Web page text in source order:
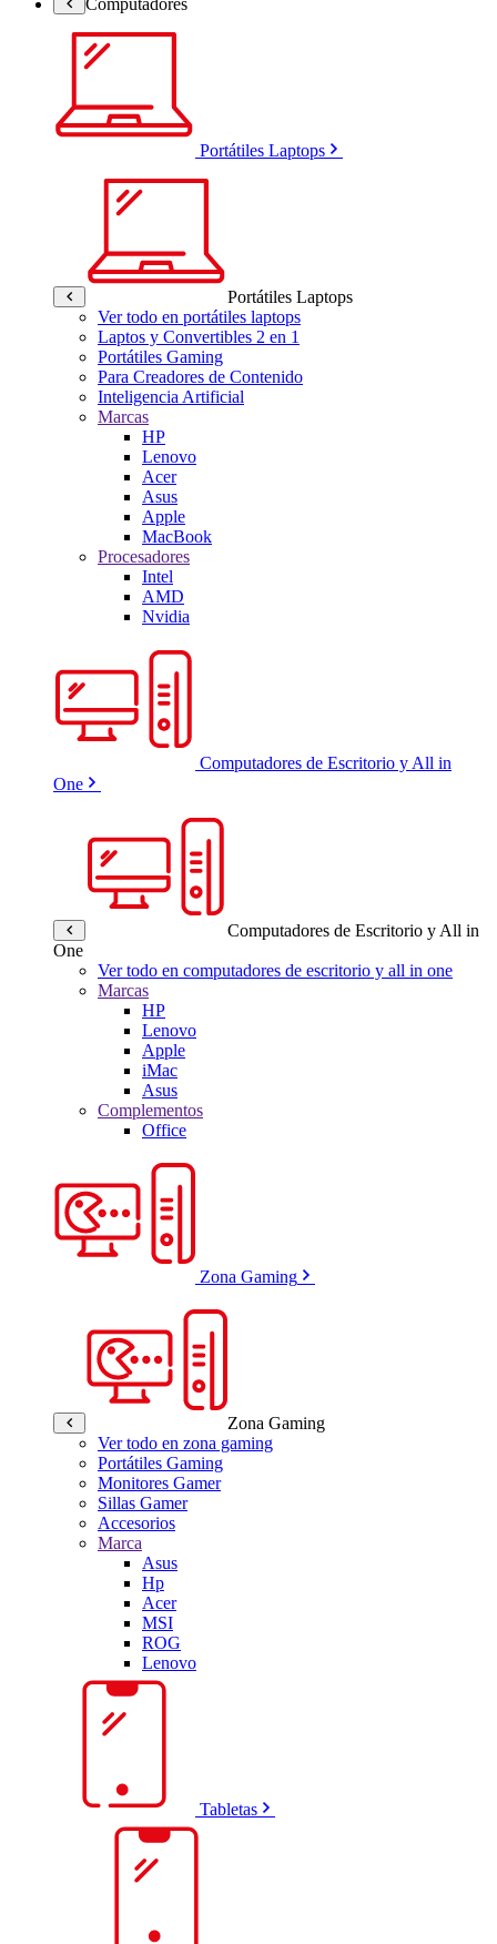
Portátiles Laptops
Portátiles Laptops
Ver todo en portátiles laptops
Laptos y Convertibles 2 en 1
Portátiles Gaming
Para Creadores de Contenido
Inteligencia Artificial
Marcas
HP
Lenovo
Acer
Asus
Apple
MacBook
Procesadores
Intel
AMD
Nvidia
Computadores de Escritorio y All in
One
Computadores de Escritorio y All in
One
Ver todo en computadores de escritorio y all in one
Marcas
HP
Lenovo
Apple
iMac
Asus
Complementos
Office
Zona Gaming
Zona Gaming
Ver todo en zona gaming
Portátiles Gaming
Monitores Gamer
Sillas Gamer
Accesorios
Marca
Asus
Hp
Acer
MSI
ROG
Lenovo
Tabletas